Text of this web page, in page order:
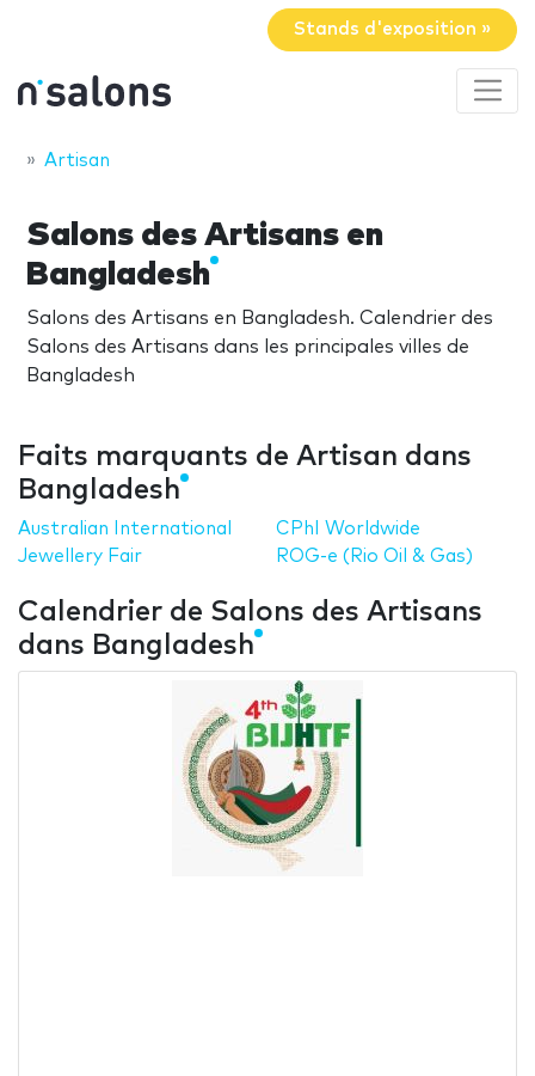
Stands d'exposition »
Artisan
Salons des Artisans en
Bangladesh
Salons des Artisans en Bangladesh. Calendrier des
Salons des Artisans dans les principales villes de
Bangladesh
Faits marquants de Artisan dans
Bangladesh
Australian International
Jewellery Fair
CPhI Worldwide
ROG-e (Rio Oil & Gas)
Calendrier de Salons des Artisans
dans Bangladesh